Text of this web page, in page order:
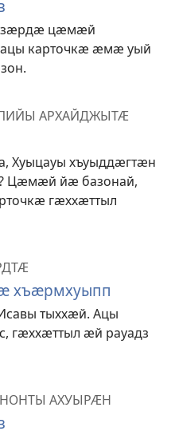
зӕрдӕ цӕмӕй
карточкӕ ӕмӕ уый
АРХАЙДЖЫТӔ
Хуыцауы хъуыддӕгтӕн
Цӕмӕй йӕ базонай,
гӕххӕттыл
хъӕрмхуыпп
тыххӕй. Ацы
гӕххӕттыл ӕй рауадз
АХУЫРӔН